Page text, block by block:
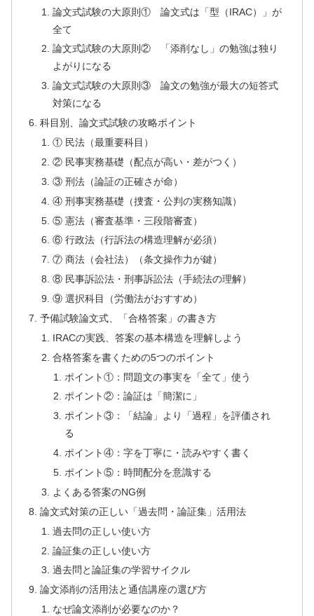
論文式試験の大原則① 論文式は「型（IRAC）」が
全て
論文式試験の大原則② 「添削なし」の勉強は独り
よがりになる
論文式試験の大原則③ 論文の勉強が最大の短答式
対策になる
科目別、論文式試験の攻略ポイント
① 民法（最重要科目）
② 民事実務基礎（配点が高い・差がつく）
③ 刑法（論証の正確さが命）
④ 刑事実務基礎（捜査・公判の実務知識）
⑤ 憲法（審査基準・三段階審査）
⑥ 行政法（行訴法の構造理解が必須）
⑦ 商法（会社法）（条文操作力が鍵）
⑧ 民事訴訟法・刑事訴訟法（手続法の理解）
⑨ 選択科目（労働法がおすすめ）
予備試験論文式、「合格答案」の書き方
IRACの実践、答案の基本構造を理解しよう
合格答案を書くための5つのポイント
ポイント①：問題文の事実を「全て」使う
ポイント②：論証は「簡潔に」
ポイント③：「結論」より「過程」を評価され
る
ポイント④：字を丁寧に・読みやすく書く
ポイント⑤：時間配分を意識する
よくある答案のNG例
論文式対策の正しい「過去問・論証集」活用法
過去問の正しい使い方
論証集の正しい使い方
過去問と論証集の学習サイクル
論文添削の活用法と通信講座の選び方
なぜ論文添削が必要なのか？